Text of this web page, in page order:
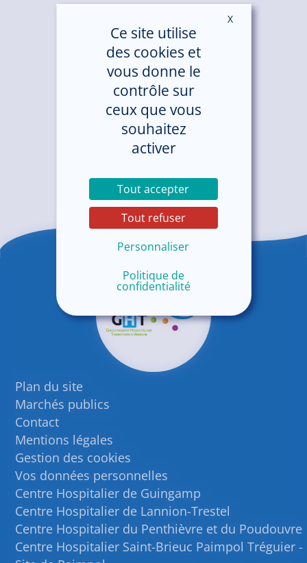
Plan du site
Marchés publics
Contact
Mentions légales
Gestion des cookies
Vos données personnelles
Centre Hospitalier de Guingamp
Centre Hospitalier de Lannion-Trestel
Centre Hospitalier du Penthièvre et du Poudouvre
Centre Hospitalier Saint-Brieuc Paimpol Tréguier -
Ce site utilise
des cookies et
vous donne le
contrôle sur
ceux que vous
souhaitez
activer
Tout accepter
Tout refuser
Personnaliser
Politique de
confidentialité
XMasquer le